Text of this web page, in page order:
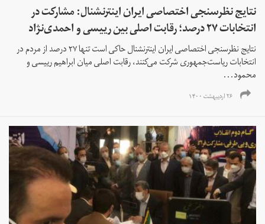
نتایج نظرسنجی اختصاصی ایران اینترنشنال: مشارکت در
انتخابات ۲۷ درصد؛ رقابت اصلی بین رییسی‌ و احمدی‌نژاد
نتایج نظرسنجی اختصاصی ایران اینترنشنال حاکی است تنها ۲۷ درصد از مردم در
انتخابات ریاست‌جمهوری شرکت می‌کنند، رقابت اصلی میان ابراهیم رییسی و
محمود...
۲۶ اردیبهشت ۱۴۰۰